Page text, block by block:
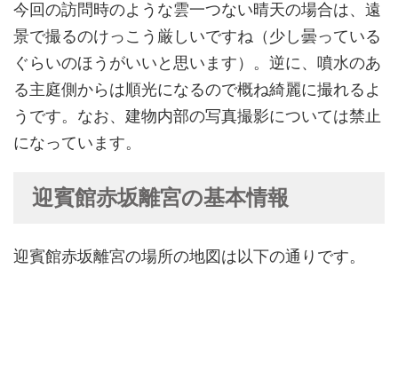
今回の訪問時のような雲一つない晴天の場合は、遠
景で撮るのけっこう厳しいですね（少し曇っている
ぐらいのほうがいいと思います）。逆に、噴水のあ
る主庭側からは順光になるので概ね綺麗に撮れるよ
うです。なお、建物内部の写真撮影については禁止
になっています。
迎賓館赤坂離宮の基本情報
迎賓館赤坂離宮の場所の地図は以下の通りです。